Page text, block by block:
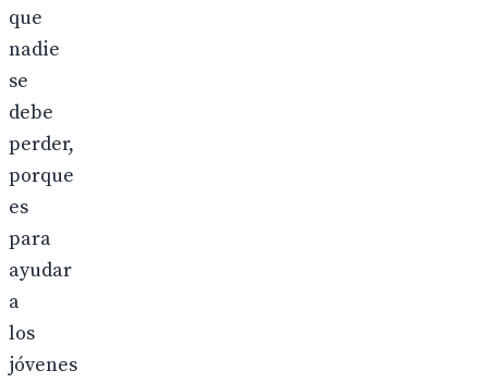
que
nadie
se
debe
perder,
porque
es
para
ayudar
a
los
jóvenes